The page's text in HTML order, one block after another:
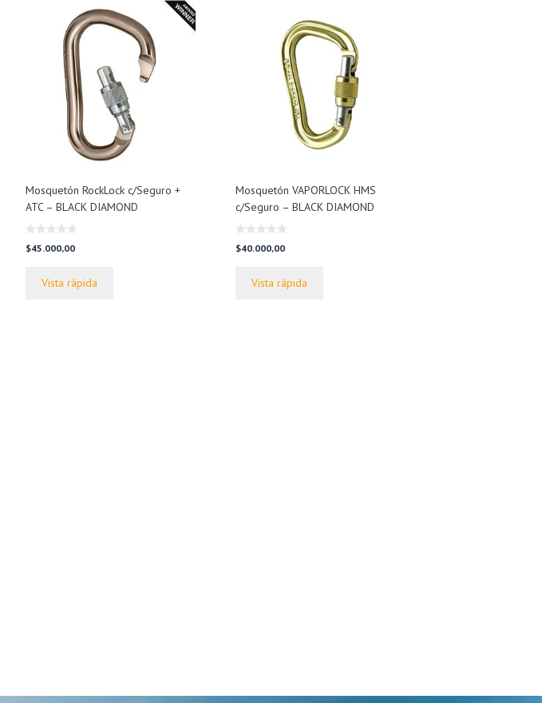
Mosquetón RockLock c/Seguro +
ATC – BLACK DIAMOND
0
d
$45.000,00
Vista rápida
Mosquetón VAPORLOCK HMS
c/Seguro – BLACK DIAMOND
0
d
$40.000,00
Vista rápida